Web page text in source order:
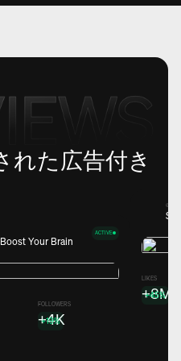
れた広告付き
Boost Your Brain
ACTIVE
FOLLOWERS
+4K
+19%
LIKES
+8M
+45%